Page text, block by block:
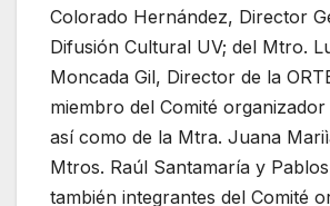
Colorado Hernández, Director
Difusión Cultural UV; del Mtro.
Moncada Gil, Director de la
miembro del Comité organizador
así como de la Mtra. Juana
Mtros. Raúl Santamaría y
también integrantes del Comité